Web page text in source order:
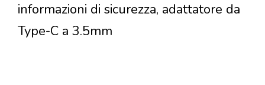
informazioni di sicurezza, adattatore da
Type-C a 3.5mm